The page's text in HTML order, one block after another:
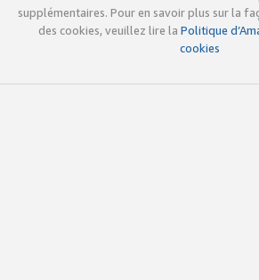
supplémentaires. Pour en savoir plus sur la
des cookies, veuillez lire la Politique
cookies